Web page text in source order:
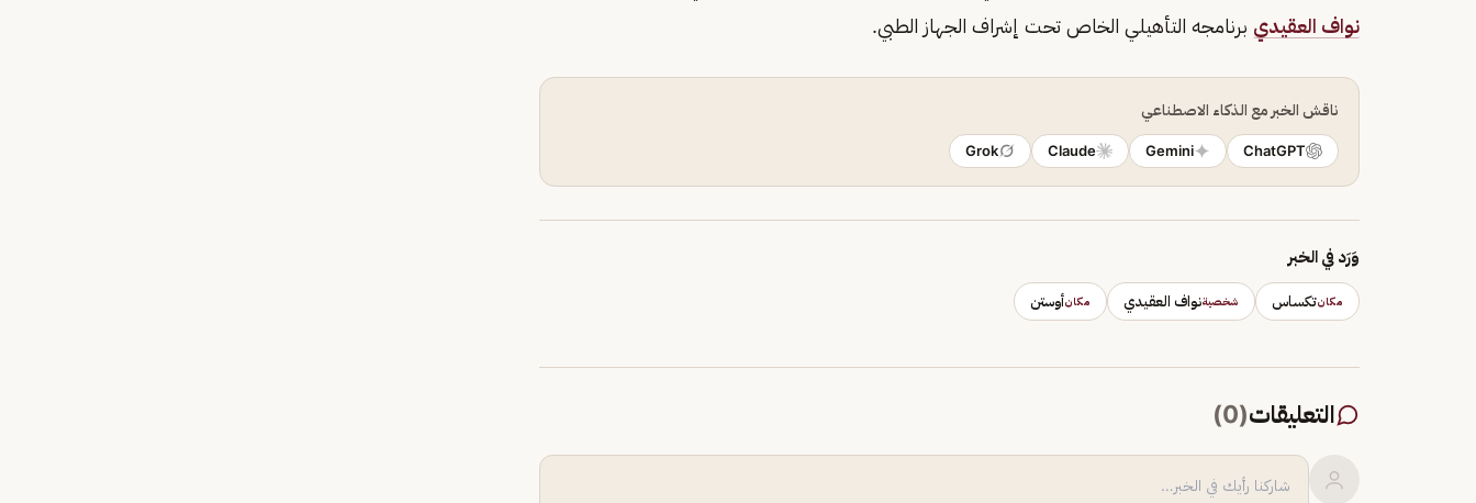
نواف العقيدي برنامجه التأهيلي الخاص تحت إشراف الجهاز الطبي.
ناقش الخبر مع الذكاء الاصطناعي
ChatGPT
Gemini
Claude
Grok
وَرَد في الخبر
مكانتكساس شخصيةنواف العقيدي مكانأوستن
التعليقات(
0
)